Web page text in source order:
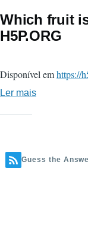
Which fruit
H5P.ORG
Disponível emhttps://
Ler mais
this?
Guess the